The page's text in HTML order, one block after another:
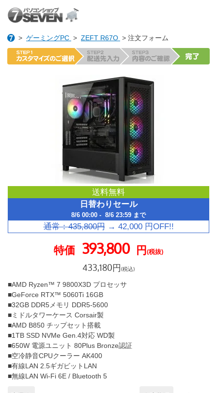
> ゲーミングPC > ZEFT R67O > 注文フォーム
送料無料
日替わりセール
8/6 00:00 - 8/6 23:59 まで
通常：435,800円→ 42,000円OFF!!
特価 393,800 円(税抜)
433,180円(税込)
■AMD Ryzen™ 7 9800X3D プロセッサ
■GeForce RTX™ 5060Ti 16GB
■32GB DDR5メモリ DDR5-5600
■ミドルタワーケース Corsair製
■AMD B850 チップセット搭載
■1TB SSD NVMe Gen.4対応 WD製
■650W 電源ユニット 80Plus Bronze認証
■空冷静音CPUクーラー AK400
■有線LAN 2.5ギガビットLAN
■無線LAN Wi-Fi 6E / Bluetooth 5